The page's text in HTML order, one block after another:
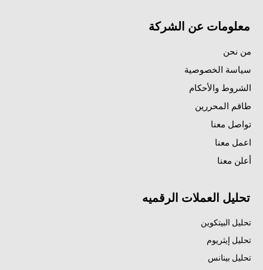
معلومات عن الشركة
من نحن
سياسة الخصوصية
الشروط والأحكام
طاقم المحررين
تواصل معنا
اعمل معنا
أعلن معنا
تحليل العملات الرقميه
تحليل البيتكوين
تحليل إيثريوم
تحليل بينانس